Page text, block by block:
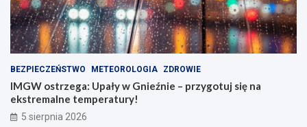
BEZPIECZEŃSTWO METEOROLOGIA ZDROWIE
IMGW ostrzega: Upały w Gnieźnie – przygotuj się na
ekstremalne temperatury!
5 sierpnia 2026